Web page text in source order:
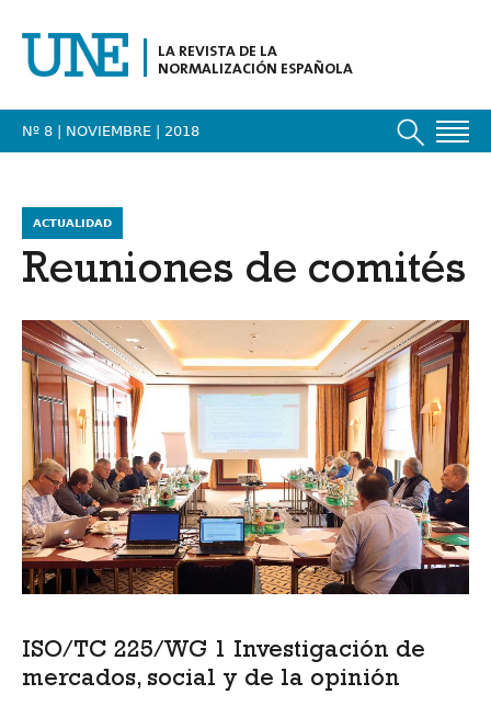
LA REVISTA DE LA
NORMALIZACIÓN ESPAÑOLA
Nº 8 | NOVIEMBRE | 2018
ACTUALIDAD
Reuniones de comités
ISO/TC 225/WG 1 Investigación de
mercados, social y de la opinión